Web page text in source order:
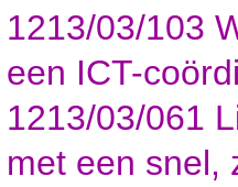
1213/03/103
een ICT-
1213/03/061
met een snel,